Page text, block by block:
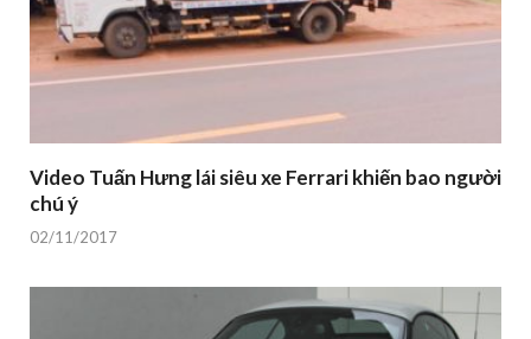
Video Tuấn Hưng lái siêu xe Ferrari khiến bao người
chú ý
02/11/2017